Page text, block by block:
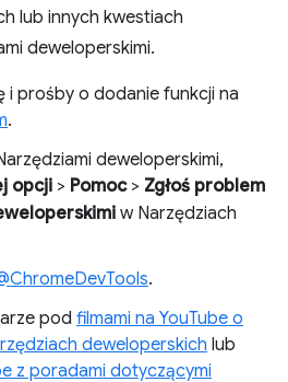
lub innych kwestiach
deweloperskimi.
i prośby o dodanie funkcji na
.
deweloperskimi,
opcji > Pomoc> Zgłoś problem
w Narzędziach
.
pod filmami na YouTube o
deweloperskich lub
z poradami dotyczącymi